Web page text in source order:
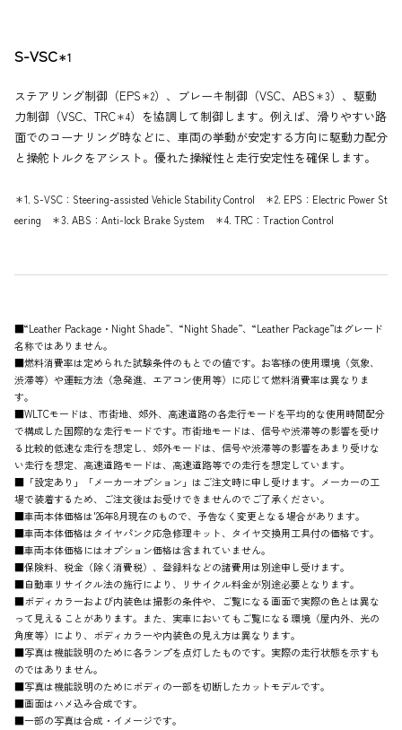
S-VSC＊1
ステアリング制御（EPS＊2）、ブレーキ制御（VSC、ABS＊3）、駆動
力制御（VSC、TRC＊4）を協調して制御します。例えば、滑りやすい路
面でのコーナリング時などに、車両の挙動が安定する方向に駆動力配分
と操舵トルクをアシスト。優れた操縦性と走行安定性を確保します。
＊1. S-VSC：Steering-assisted Vehicle Stability Control ＊2. EPS：Electric Power St
eering ＊3. ABS：Anti-lock Brake System ＊4. TRC：Traction Control
■“Leather Package・Night Shade”、“Night Shade”、“Leather Package”はグレード
名称ではありません。
■燃料消費率は定められた試験条件のもとでの値です。お客様の使用環境（気象、
渋滞等）や運転方法（急発進、エアコン使用等）に応じて燃料消費率は異なりま
す。
■WLTCモードは、市街地、郊外、高速道路の各走行モードを平均的な使用時間配分
で構成した国際的な走行モードです。市街地モードは、信号や渋滞等の影響を受け
る比較的低速な走行を想定し、郊外モードは、信号や渋滞等の影響をあまり受けな
い走行を想定、高速道路モードは、高速道路等での走行を想定しています。
■「設定あり」「メーカーオプション」はご注文時に申し受けます。メーカーの工
場で装着するため、ご注文後はお受けできませんのでご了承ください。
■車両本体価格は'26年8月現在のもので、予告なく変更となる場合があります。
■車両本体価格はタイヤパンク応急修理キット、タイヤ交換用工具付の価格です。
■車両本体価格にはオプション価格は含まれていません。
■保険料、税金（除く消費税）、登録料などの諸費用は別途申し受けます。
■自動車リサイクル法の施行により、リサイクル料金が別途必要となります。
■ボディカラーおよび内装色は撮影の条件や、ご覧になる画面で実際の色とは異な
って見えることがあります。また、実車においてもご覧になる環境（屋内外、光の
角度等）により、ボディカラーや内装色の見え方は異なります。
■写真は機能説明のために各ランプを点灯したものです。実際の走行状態を示すも
のではありません。
■写真は機能説明のためにボディの一部を切断したカットモデルです。
■画面はハメ込み合成です。
■一部の写真は合成・イメージです。